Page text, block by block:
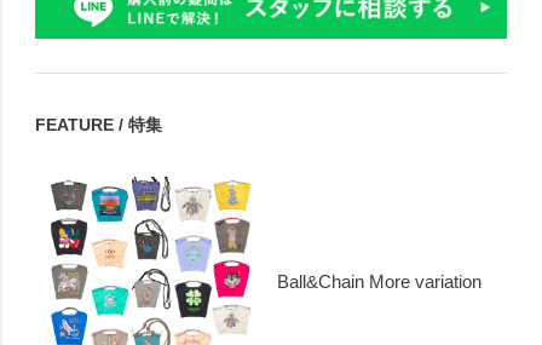
FEATURE / 特集
Ball&Chain More variation